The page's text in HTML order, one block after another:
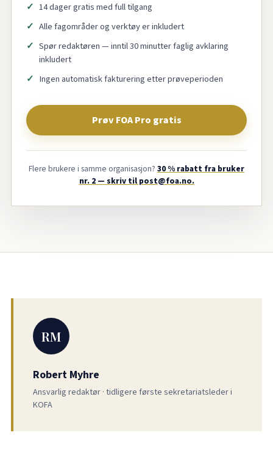
14 dager gratis med full tilgang
Alle fagområder og verktøy er inkludert
Spør redaktøren — inntil 30 minutter faglig avklaring
inkludert
Ingen automatisk fakturering etter prøveperioden
Prøv FOA Pro gratis
Flere brukere i samme organisasjon? 30 % rabatt fra bruker
nr. 2 — skriv til post@foa.no.
RM
Robert Myhre
Ansvarlig redaktør · tidligere første sekretariatsleder i
KOFA